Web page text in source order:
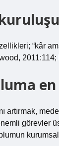
“kâr
artırmak,
görevler